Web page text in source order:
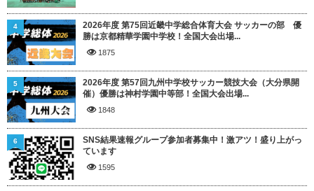
2026年度 第75回近畿中学総合体育大会 サッカーの部 優
勝は京都精華学園中学校！全国大会出場...
1875
4
2026年度 第57回九州中学校サッカー競技大会（大分県開
催）優勝は神村学園中等部！全国大会出場...
1848
5
SNS結果速報グループ参加者募集中！激アツ！盛り上がっ
ています
1595
6